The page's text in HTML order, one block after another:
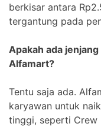
berkisar antara
tergantung pada
Apakah ada
Alfamart?
Tentu saja ada.
karyawan untuk
tinggi, seperti Crew